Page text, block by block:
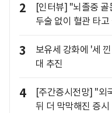
2
[인터뷰] "뇌졸중
두술 없이 혈관 타
3
보유세 강화에 '세
대 추진
4
[주간증시전망] "외
뒤 더 막막해진 증시